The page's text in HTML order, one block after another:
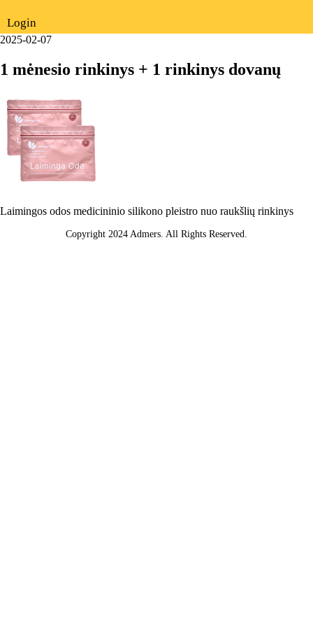
Login
2025-02-07
1 mėnesio rinkinys + 1 rinkinys dovanų
Laimingos odos medicininio silikono pleistro nuo raukšlių rinkinys
Copyright 2024 Admers. All Rights Reserved.